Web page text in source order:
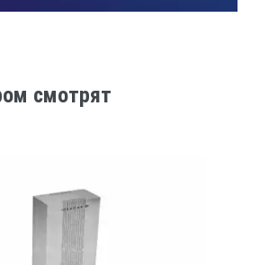
Д4: 2+0,1
расстояния до центра
смотрят